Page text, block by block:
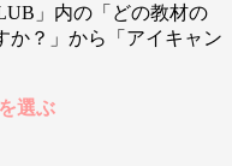
」内の「どの教材の
か？」から「アイキャン
選ぶ